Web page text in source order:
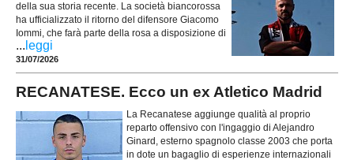
della sua storia recente. La società biancorossa
ha ufficializzato il ritorno del difensore Giacomo
Iommi, che farà parte della rosa a disposizione di
... leggi
31/07/2026
RECANATESE. Ecco un ex Atletico Madrid
La Recanatese aggiunge qualità al proprio
reparto offensivo con l'ingaggio di Alejandro
Ginard, esterno spagnolo classe 2003 che porta
in dote un bagaglio di esperienze internazionali